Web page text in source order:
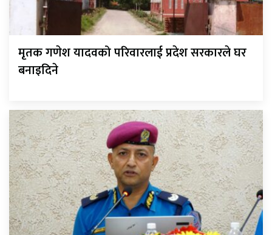
मृतक गणेश यादवको परिवारलाई प्रदेश सरकारले घर
बनाइदिने